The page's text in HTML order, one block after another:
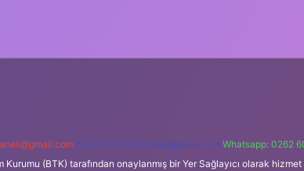
Teams: forumhizmeti@gmail.com Whatsapp: 0262
(BTK) tarafından onaylanmış bir Yer Sağlayıcı olarak